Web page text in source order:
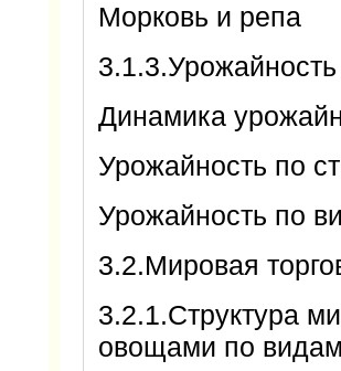
Морковь и репа
Динамика
Урожайность по
Урожайность по
3.2.Мировая
3.2.1.Структура
овощами по